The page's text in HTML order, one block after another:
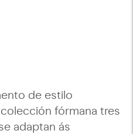
de estilo
fórmana tres
adaptan ás